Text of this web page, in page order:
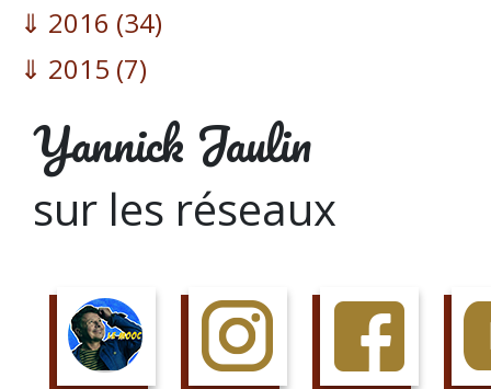
2016 (34)
2015 (7)
Yannick Jaulin
sur les réseaux